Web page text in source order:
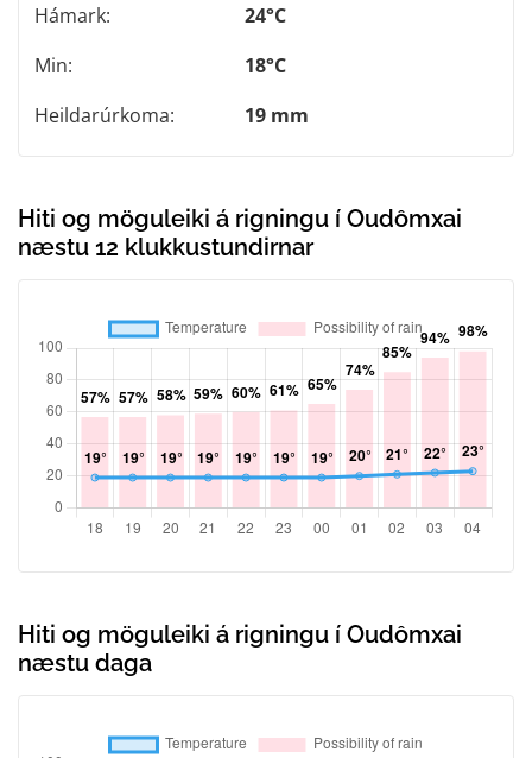
Hámark:
24°C
Min:
18°C
Heildarúrkoma:
19 mm
Hiti og möguleiki á rigningu í Oudômxai
næstu 12 klukkustundirnar
Hiti og möguleiki á rigningu í Oudômxai
næstu daga